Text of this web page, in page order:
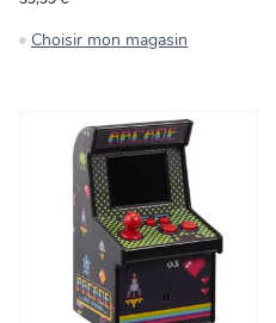
Choisir mon magasin